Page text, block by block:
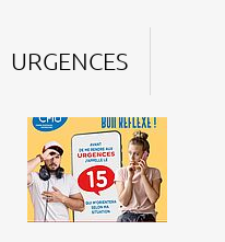
URGENCES